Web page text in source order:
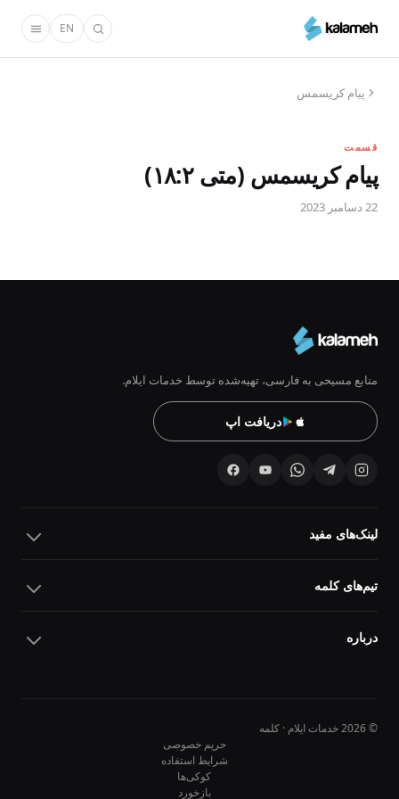
محتوای
EN
پیام کریسمس
قسمت
پیام کریسمس (متی ۱۸:۲)
22 دسامبر 2023
منابع مسیحی به فارسی، تهیه‌شده توسط خدمات ایلام.
دریافت اپ
لینک‌های مفید
تیم‌های کلمه
درباره
© 2026 خدمات ایلام · کلمه
حریم خصوصی
شرایط استفاده
کوکی‌ها
بازخورد
10